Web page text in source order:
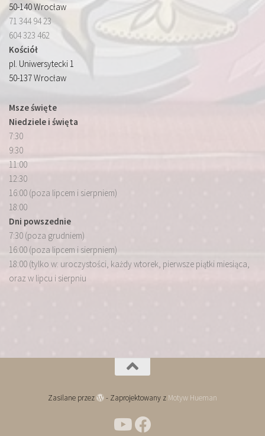
50-140 Wrocław
71 344 94 23
604 323 462
Kościół
pl. Uniwersytecki 1
50-137 Wrocław
Msze święte
Niedziele i święta
7:30
9:30
11:00
12:30
16:00 (poza lipcem i sierpniem)
18:00
Dni powszednie
7:30 (poza grudniem)
16:00 (poza lipcem i sierpniem)
18:00 (tylko w: uroczystości, każdy wtorek, pierwsze piątki miesiąca,
oraz w lipcu i sierpniu
Zasilane przez - Zaprojektowany z Motyw Hueman